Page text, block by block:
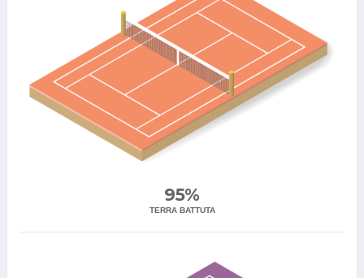
95%
TERRA BATTUTA